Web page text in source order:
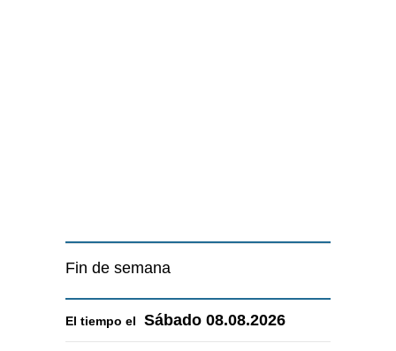
Fin de semana
El tiempo el Sábado 08.08.2026